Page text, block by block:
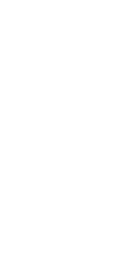
Sie dem Erhalt von
per E-Mail zu.
Abmeldelink in jeder
beachten Sie, dass Sie
wie z. B.
Felder sind Pflichtfelder.